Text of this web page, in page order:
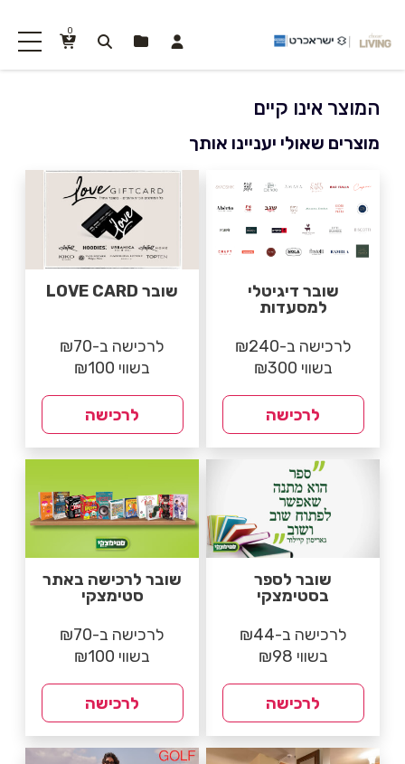
0
המוצר אינו קיים
מוצרים שאולי יעניינו אותך
שובר דיגיטלי
למסעדות
לרכישה ב-₪240
בשווי ₪300
לרכישה
שובר LOVE CARD
לרכישה ב-₪70
בשווי ₪100
לרכישה
שובר לספר
בסטימצקי
לרכישה ב-₪44
בשווי ₪98
לרכישה
שובר לרכישה באתר
סטימצקי
לרכישה ב-₪70
בשווי ₪100
לרכישה